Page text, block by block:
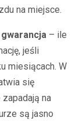
na miejsce.
gwarancja – ile
jeśli
miesiącach. W
się
na
są jasno